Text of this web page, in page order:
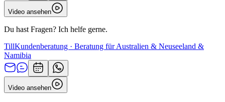
Video ansehen
Du hast Fragen? Ich helfe gerne.
TillKundenberatung · Beratung für Australien & Neuseeland &
Namibia
Video ansehen